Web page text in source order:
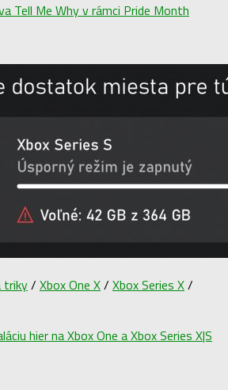
Tell Me Why v rámci Pride Month
triky/ Xbox One X/ Xbox Series X/
hier na Xbox One a Xbox Series X|S